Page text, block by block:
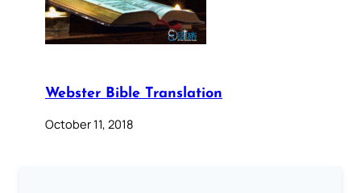
Webster Bible Translation
October 11, 2018